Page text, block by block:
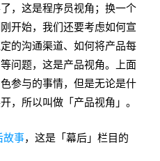
，这是程序员视角；换一个
开始，我们还要考虑如何宣
的沟通渠道、如何将产品每
问题，这是产品视角。上面
参与的事情，但是无论是什
，所以叫做「产品视角」。
故事，这是「幕后」栏目的